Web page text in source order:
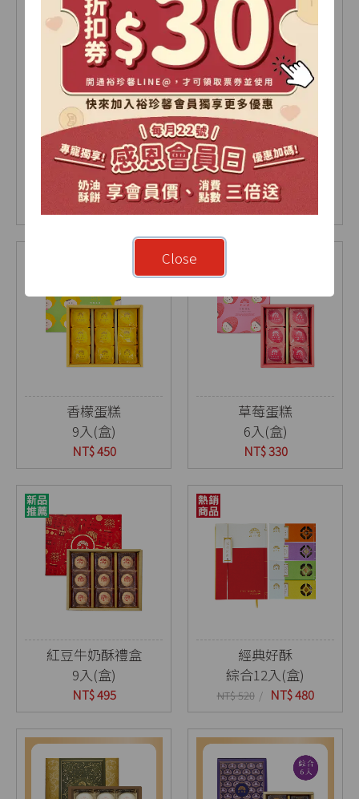
【2026中秋限定】暖
月-雙層A禮盒
18入(盒)
NT$ 1030
烏豆沙蛋黃酥禮盒
9入(盒)
NT$ 675 NT$ 630
香檬蛋糕
9入(盒)
NT$ 450
草莓蛋糕
6入(盒)
NT$ 330
紅豆牛奶酥禮盒
9入(盒)
NT$ 495
經典好酥
綜合12入(盒)
NT$ 520 NT$ 480
Close